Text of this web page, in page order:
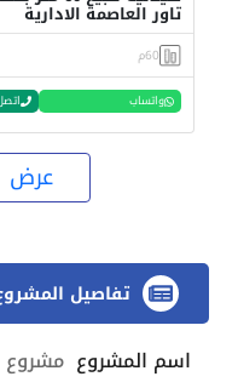
تاور العاصمة الادارية
60م
واتساب
عرض 1 وحدة أخرى
تفاصيل
اسم المشروع مشروع